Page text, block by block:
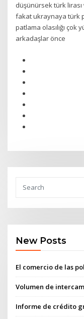
düşünürsek türk
fakat ukraynaya türk
patlama olasılığı
arkadaşlar önce
New Posts
El comercio de las
Volumen de
Informe de crédito